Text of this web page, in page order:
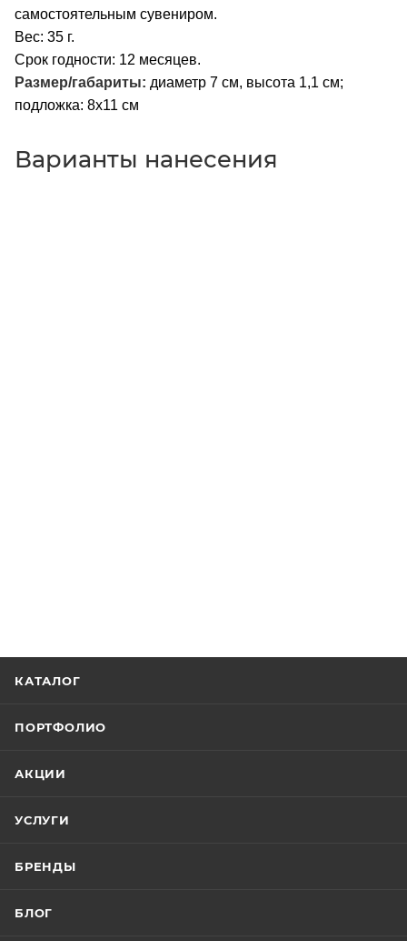
самостоятельным сувениром.
Вес: 35 г.
Срок годности: 12 месяцев.
Размер/габариты: диаметр 7 см, высота 1,1 см;
подложка: 8х11 см
Варианты нанесения
КАТАЛОГ
ПОРТФОЛИО
АКЦИИ
УСЛУГИ
БРЕНДЫ
БЛОГ